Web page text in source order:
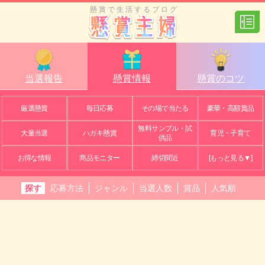
懸賞で生活するブログ
当選報告 懸賞情報 懸賞のコツ
厳選懸賞 毎日応募 その場で当たる 豪華・高額賞品
大量当選 ハガキ懸賞
無料サンプル・試
供品
育児・子育て
お得な情報 商品モニター 締切間近 [もっと見る▼]
探す 応募方法 ジャンル 当選人数 賞品 人気順